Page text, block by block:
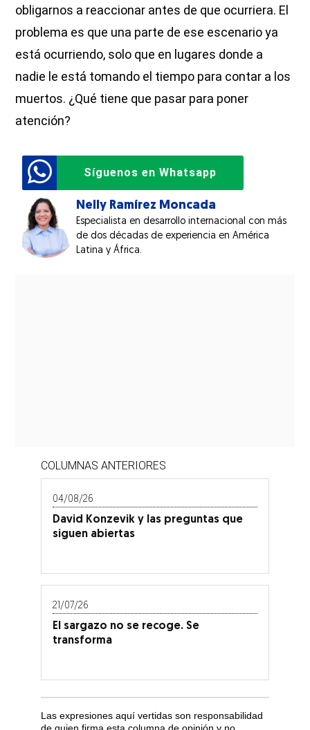
obligarnos a reaccionar antes de que ocurriera. El
problema es que una parte de ese escenario ya
está ocurriendo, solo que en lugares donde a
nadie le está tomando el tiempo para contar a los
muertos. ¿Qué tiene que pasar para poner
atención?
Síguenos en Whatsapp
Nelly Ramírez Moncada
Especialista en desarrollo internacional con más
de dos décadas de experiencia en América
Latina y África.
COLUMNAS ANTERIORES
04/08/26
David Konzevik y las preguntas que
siguen abiertas
21/07/26
El sargazo no se recoge. Se
transforma
Las expresiones aquí vertidas son responsabilidad
de quien firma esta columna de opinión y no